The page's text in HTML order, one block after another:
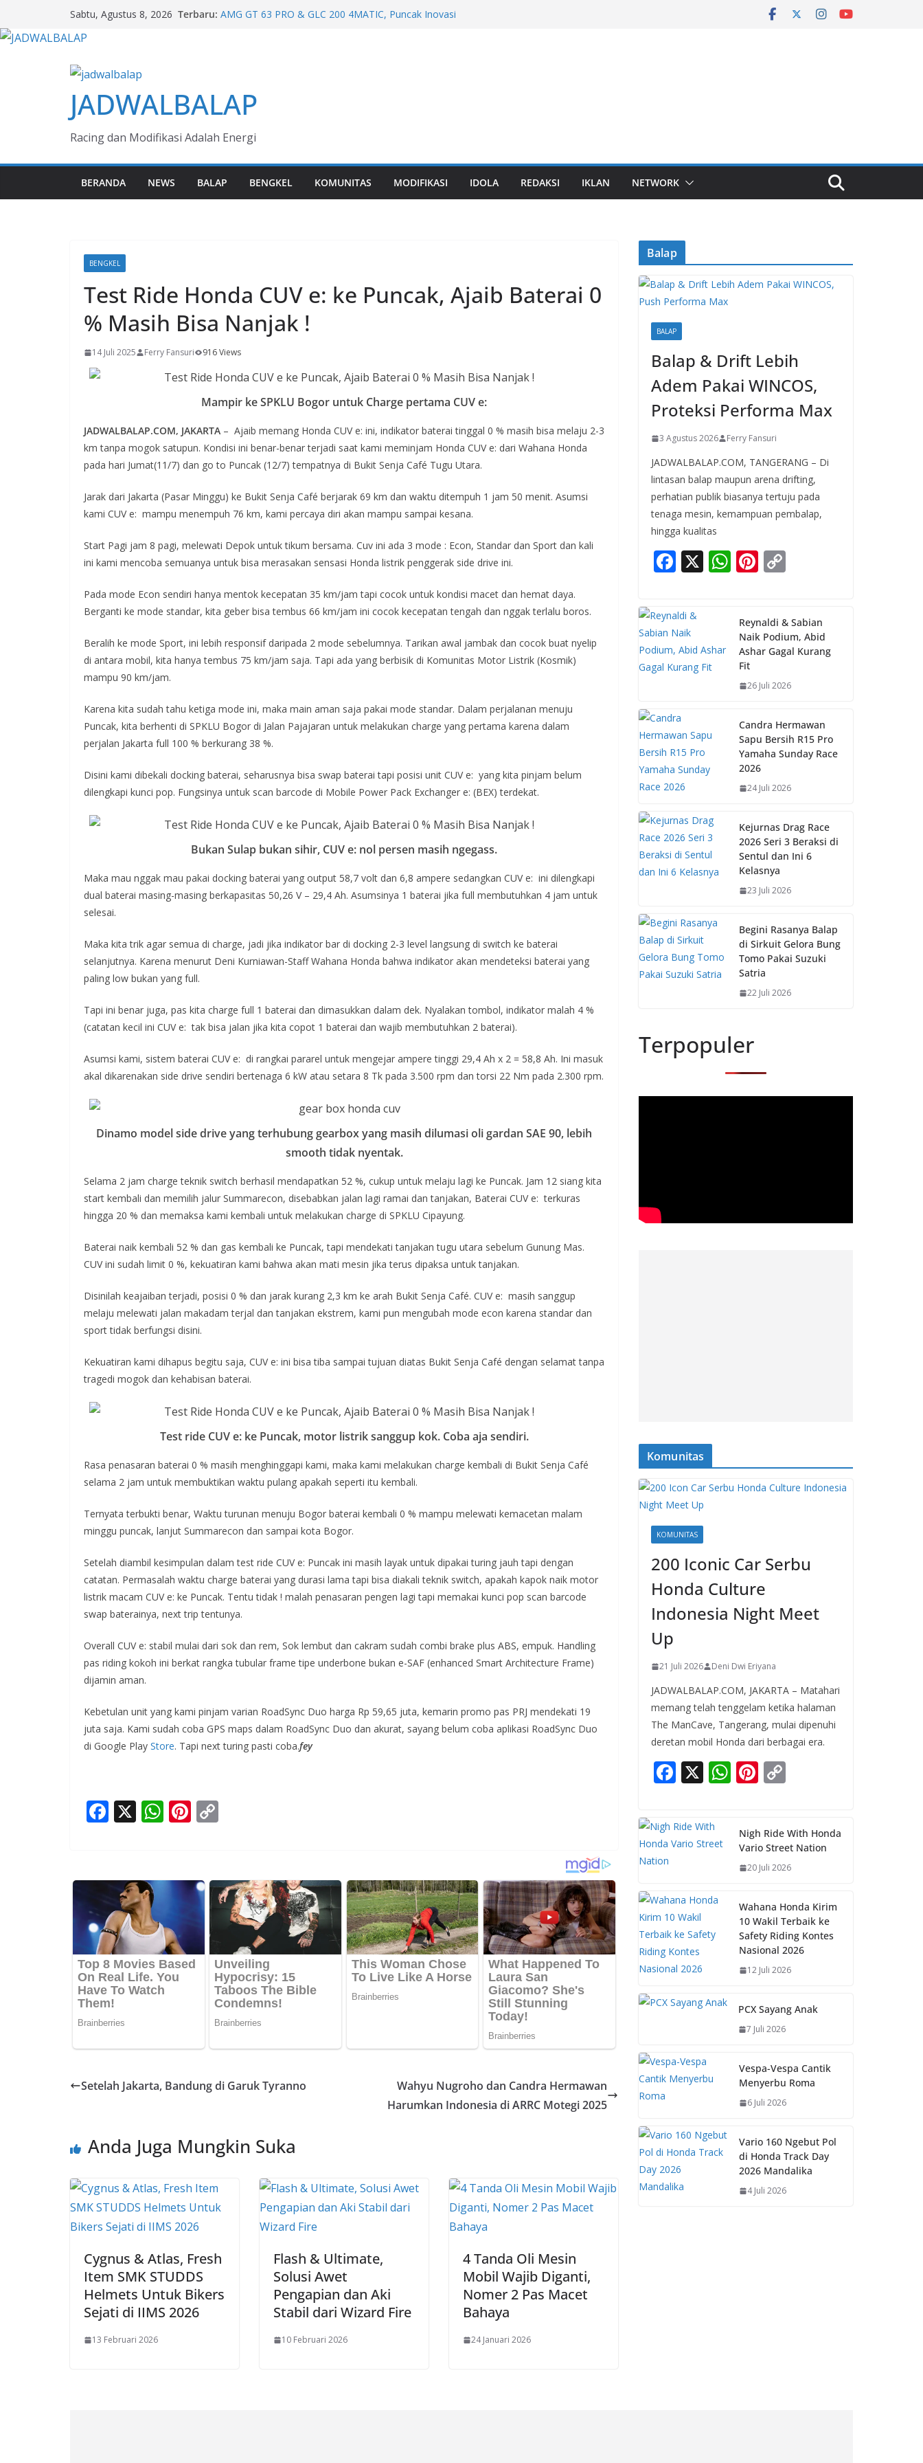
to
content
Sabtu, Agustus 8, 2026 Terbaru: Penjualan JETOUR Makin Menyebar ke Luar Jabodetabek,
Bisnis Aman Jaya
F 450 GS & R 1300 RT Hadir di GIIAS 2026, Rasa Premium
JADWALBALAP
Racing dan Modifikasi Adalah Energi
BERANDA NEWS BALAP BENGKEL KOMUNITAS MODIFIKASI IDOLA REDAKSI IKLAN NETWORK
BENGKEL
Test Ride Honda CUV e: ke Puncak, Ajaib Baterai 0
% Masih Bisa Nanjak !
14 Juli 2025 Ferry Fansuri 916 Views
Mampir ke SPKLU Bogor untuk Charge pertama CUV e:
JADWALBALAP.COM, JAKARTA – Ajaib memang Honda CUV e: ini, indikator baterai tinggal 0 % masih bisa melaju 2-3
km tanpa mogok satupun. Kondisi ini benar-benar terjadi saat kami meminjam Honda CUV e: dari Wahana Honda
pada hari Jumat(11/7) dan go to Puncak (12/7) tempatnya di Bukit Senja Café Tugu Utara.
Jarak dari Jakarta (Pasar Minggu) ke Bukit Senja Café berjarak 69 km dan waktu ditempuh 1 jam 50 menit. Asumsi
kami CUV e: mampu menempuh 76 km, kami percaya diri akan mampu sampai kesana.
Start Pagi jam 8 pagi, melewati Depok untuk tikum bersama. Cuv ini ada 3 mode : Econ, Standar dan Sport dan kali
ini kami mencoba semuanya untuk bisa merasakan sensasi Honda listrik penggerak side drive ini.
Pada mode Econ sendiri hanya mentok kecepatan 35 km/jam tapi cocok untuk kondisi macet dan hemat daya.
Berganti ke mode standar, kita geber bisa tembus 66 km/jam ini cocok kecepatan tengah dan nggak terlalu boros.
Beralih ke mode Sport, ini lebih responsif daripada 2 mode sebelumnya. Tarikan awal jambak dan cocok buat nyelip
di antara mobil, kita hanya tembus 75 km/jam saja. Tapi ada yang berbisik di Komunitas Motor Listrik (Kosmik)
mampu 90 km/jam.
Karena kita sudah tahu ketiga mode ini, maka main aman saja pakai mode standar. Dalam perjalanan menuju
Puncak, kita berhenti di SPKLU Bogor di Jalan Pajajaran untuk melakukan charge yang pertama karena dalam
perjalan Jakarta full 100 % berkurang 38 %.
Disini kami dibekali docking baterai, seharusnya bisa swap baterai tapi posisi unit CUV e: yang kita pinjam belum
dilengkapi kunci pop. Fungsinya untuk scan barcode di Mobile Power Pack Exchanger e: (BEX) terdekat.
Bukan Sulap bukan sihir, CUV e: nol persen masih ngegass.
Maka mau nggak mau pakai docking baterai yang output 58,7 volt dan 6,8 ampere sedangkan CUV e: ini dilengkapi
dual baterai masing-masing berkapasitas 50,26 V – 29,4 Ah. Asumsinya 1 baterai jika full membutuhkan 4 jam untuk
selesai.
Maka kita trik agar semua di charge, jadi jika indikator bar di docking 2-3 level langsung di switch ke baterai
selanjutnya. Karena menurut Deni Kurniawan-Staff Wahana Honda bahwa indikator akan mendeteksi baterai yang
paling low bukan yang full.
Tapi ini benar juga, pas kita charge full 1 baterai dan dimasukkan dalam dek. Nyalakan tombol, indikator malah 4 %
(catatan kecil ini CUV e: tak bisa jalan jika kita copot 1 baterai dan wajib membutuhkan 2 baterai).
Asumsi kami, sistem baterai CUV e: di rangkai pararel untuk mengejar ampere tinggi 29,4 Ah x 2 = 58,8 Ah. Ini masuk
akal dikarenakan side drive sendiri bertenaga 6 kW atau setara 8 Tk pada 3.500 rpm dan torsi 22 Nm pada 2.300 rpm.
Dinamo model side drive yang terhubung gearbox yang masih dilumasi oli gardan SAE 90, lebih
smooth tidak nyentak.
Selama 2 jam charge teknik switch berhasil mendapatkan 52 %, cukup untuk melaju lagi ke Puncak. Jam 12 siang kita
start kembali dan memilih jalur Summarecon, disebabkan jalan lagi ramai dan tanjakan, Baterai CUV e: terkuras
hingga 20 % dan memaksa kami kembali untuk melakukan charge di SPKLU Cipayung.
Baterai naik kembali 52 % dan gas kembali ke Puncak, tapi mendekati tanjakan tugu utara sebelum Gunung Mas.
CUV ini sudah limit 0 %, kekuatiran kami bahwa akan mati mesin jika terus dipaksa untuk tanjakan.
Disinilah keajaiban terjadi, posisi 0 % dan jarak kurang 2,3 km ke arah Bukit Senja Café. CUV e: masih sanggup
melaju melewati jalan makadam terjal dan tanjakan ekstrem, kami pun mengubah mode econ karena standar dan
sport tidak berfungsi disini.
Kekuatiran kami dihapus begitu saja, CUV e: ini bisa tiba sampai tujuan diatas Bukit Senja Café dengan selamat tanpa
tragedi mogok dan kehabisan baterai.
Test ride CUV e: ke Puncak, motor listrik sanggup kok. Coba aja sendiri.
Rasa penasaran baterai 0 % masih menghinggapi kami, maka kami melakukan charge kembali di Bukit Senja Café
selama 2 jam untuk membuktikan waktu pulang apakah seperti itu kembali.
Ternyata terbukti benar, Waktu turunan menuju Bogor baterai kembali 0 % mampu melewati kemacetan malam
minggu puncak, lanjut Summarecon dan sampai kota Bogor.
Setelah diambil kesimpulan dalam test ride CUV e: Puncak ini masih layak untuk dipakai turing jauh tapi dengan
catatan. Permasalah waktu charge baterai yang durasi lama tapi bisa diakali teknik switch, apakah kapok naik motor
listrik macam CUV e: ke Puncak. Tentu tidak ! malah penasaran pengen lagi tapi memakai kunci pop scan barcode
swap baterainya, next trip tentunya.
Overall CUV e: stabil mulai dari sok dan rem, Sok lembut dan cakram sudah combi brake plus ABS, empuk. Handling
pas riding kokoh ini berkat rangka tubular frame tipe underbone bukan e-SAF (enhanced Smart Architecture Frame)
dijamin aman.
Kebetulan unit yang kami pinjam varian RoadSync Duo harga Rp 59,65 juta, kemarin promo pas PRJ mendekati 19
juta saja. Kami sudah coba GPS maps dalam RoadSync Duo dan akurat, sayang belum coba aplikasi RoadSync Duo
di Google Play Store. Tapi next turing pasti coba.fey
F
b
o
o
k
X W
s
A
p
p
Pi
e
st
y
Li
n
Setelah Jakarta, Bandung di Garuk Tyranno
Wahyu Nugroho dan Candra Hermawan
Harumkan Indonesia di ARRC Motegi 2025
Anda Juga Mungkin Suka
Cygnus & Atlas, Fresh
Item SMK STUDDS
Helmets Untuk Bikers
Sejati di IIMS 2026
13 Februari 2026
Flash & Ultimate,
Solusi Awet
Pengapian dan Aki
Stabil dari Wizard Fire
10 Februari 2026
4 Tanda Oli Mesin
Mobil Wajib Diganti,
Nomer 2 Pas Macet
Bahaya
24 Januari 2026
Balap
BALAP
Balap & Drift Lebih
Adem Pakai WINCOS,
Proteksi Performa Max
3 Agustus 2026 Ferry Fansuri
JADWALBALAP.COM, TANGERANG – Di
lintasan balap maupun arena drifting,
perhatian publik biasanya tertuju pada
tenaga mesin, kemampuan pembalap,
hingga kualitas
F
e
b
o
o
X W
s
A
p
p
Pi
e
st
y
Li
k
Reynaldi & Sabian
Naik Podium, Abid
Ashar Gagal Kurang
Fit
26 Juli 2026
Candra Hermawan
Sapu Bersih R15 Pro
Yamaha Sunday Race
2026
24 Juli 2026
Kejurnas Drag Race
2026 Seri 3 Beraksi di
Sentul dan Ini 6
Kelasnya
23 Juli 2026
Begini Rasanya Balap
di Sirkuit Gelora Bung
Tomo Pakai Suzuki
Satria
22 Juli 2026
Terpopuler
Komunitas
KOMUNITAS
200 Iconic Car Serbu
Honda Culture
Indonesia Night Meet
Up
21 Juli 2026 Deni Dwi Eriyana
JADWALBALAP.COM, JAKARTA – Matahari
memang telah tenggelam ketika halaman
The ManCave, Tangerang, mulai dipenuhi
deretan mobil Honda dari berbagai era.
F
e
b
k
X W
s
A
p
Pi
e
st
y
Li
k
Nigh Ride With Honda
Vario Street Nation
20 Juli 2026
Wahana Honda Kirim
10 Wakil Terbaik ke
Safety Riding Kontes
Nasional 2026
12 Juli 2026
PCX Sayang Anak
7 Juli 2026
Vespa-Vespa Cantik
Menyerbu Roma
6 Juli 2026
Vario 160 Ngebut Pol
di Honda Track Day
2026 Mandalika
4 Juli 2026